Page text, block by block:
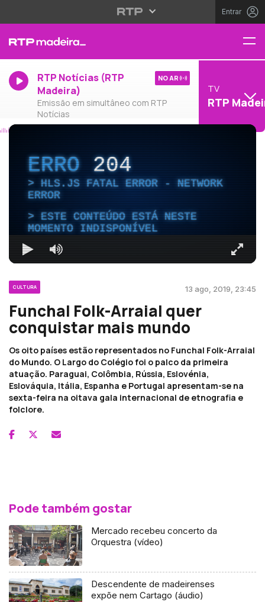
Entrar
RTP Notícias (RTP
Madeira)
Emissão em simultâneo com RTP
Notícias
NO AR
TV
RTP
ERRO204
HLS.JS FATAL ERROR - NETWORK
ERROR
ESTE CONTEÚDO ESTÁ NESTE
MOMENTO INDISPONÍVEL
CULTURA 13 ago, 2019, 23:45
Funchal Folk-Arraial quer
conquistar mais mundo
Os oito países estão representados no Funchal Folk-Arraial
do Mundo. O Largo do Colégio foi o palco da primeira
atuação. Paraguai, Colômbia, Rússia, Eslovénia,
Eslováquia, Itália, Espanha e Portugal apresentam-se na
sexta-feira na oitava gala internacional de etnografia e
folclore.
Pode também gostar
Mercado recebeu concerto da
Orquestra (vídeo)
Descendente de madeirenses
expõe nem Cartago (áudio)